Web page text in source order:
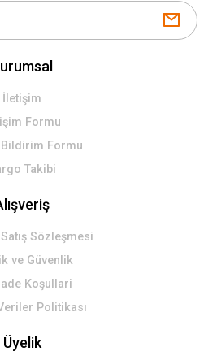
İletişim
Formu
Bildirim Formu
Takibi
Sözleşmesi
ve Güvenlik
Koşullari
Politikası
Üyelik